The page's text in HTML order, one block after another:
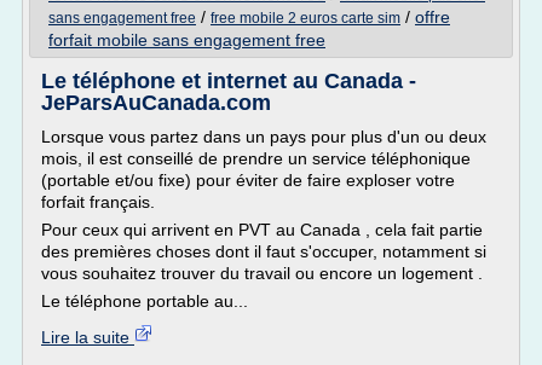
sans engagement free / free mobile 2 euros carte sim / offre
forfait mobile sans engagement free
Le téléphone et internet au Canada -
JeParsAuCanada.com
Lorsque vous partez dans un pays pour plus d'un ou deux
mois, il est conseillé de prendre un service téléphonique
(portable et/ou fixe) pour éviter de faire exploser votre
forfait français.
Pour ceux qui arrivent en PVT au Canada , cela fait partie
des premières choses dont il faut s'occuper, notamment si
vous souhaitez trouver du travail ou encore un logement .
Le téléphone portable au...
Lire la suite